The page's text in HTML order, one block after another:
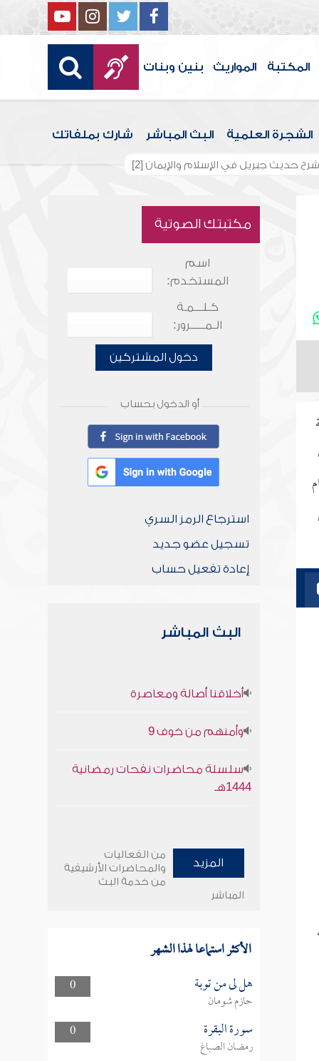
المكتبة المواريث بنين وبنات
الشجرة العلمية البث المباشر شارك بملفاتك
شرح حديث جبريل في الإسلام والإيمان [2]
مكتبتك الصوتية
اسم
المستخدم:
كـلـــمـة
الـمـــــرور:
دخول المشتركين
أو الدخول بحساب
استرجاع الرمز السري
تسجيل عضو جديد
إعادة تفعيل حساب
البث المباشر
أخلاقنا أصالة ومعاصرة
وأمنهم من خوف 9
سلسلة محاضرات نفحات رمضانية
1444هـ
المزيد
من الفعاليات
والمحاضرات الأرشيفية
من خدمة البث
المباشر
الأكثر استماعا لهذا الشهر
0 هل لى من توبة
حازم شومان
0
سورة البقرة
رمضان الصباغ